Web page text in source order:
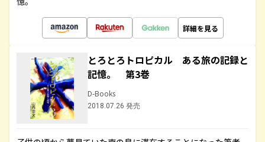
詳細を見る
とろとろトロピカル ある旅の記録と
記憶。 第3巻
D-Books
2018.07.26 発売